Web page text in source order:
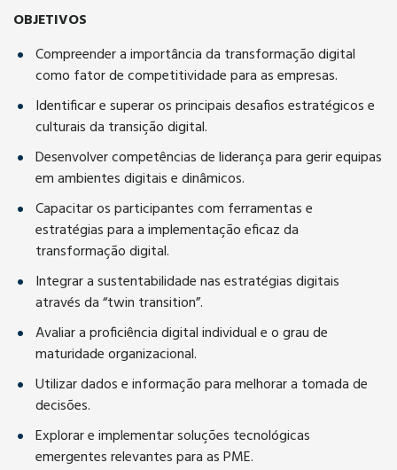
OBJETIVOS
Compreender a importância da transformação digital
como fator de competitividade para as empresas.
Identificar e superar os principais desafios estratégicos e
culturais da transição digital.
Desenvolver competências de liderança para gerir equipas
em ambientes digitais e dinâmicos.
Capacitar os participantes com ferramentas e
estratégias para a implementação eficaz da
transformação digital.
Integrar a sustentabilidade nas estratégias digitais
através da “twin transition”.
Avaliar a proficiência digital individual e o grau de
maturidade organizacional.
Utilizar dados e informação para melhorar a tomada de
decisões.
Explorar e implementar soluções tecnológicas
emergentes relevantes para as PME.